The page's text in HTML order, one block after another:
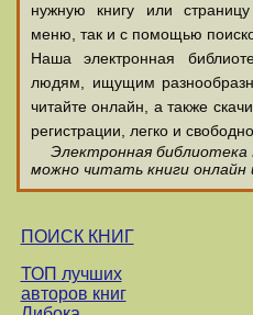
нужную книгу или
меню, так и с помощью
Наша электронная
людям, ищущим
читайте онлайн, а также
регистрации, легко и
Электронная
можно читать книги онлайн
ПОИСК КНИГ
ТОП лучших
авторов книг